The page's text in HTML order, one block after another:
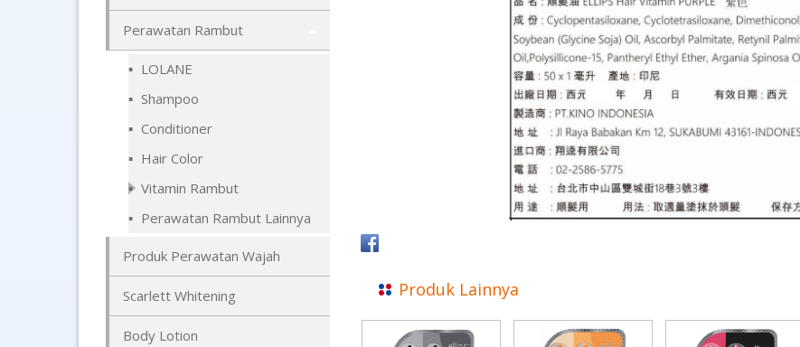
Perawatan Rambut
LOLANE
Shampoo
Conditioner
Hair Color
Vitamin Rambut
Perawatan Rambut Lainnya
Produk Perawatan Wajah
Scarlett Whitening
Body Lotion
Produk Lainnya